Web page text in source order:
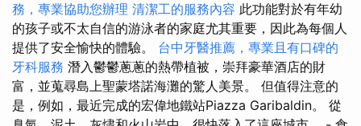
務，專業協助您辦理 清潔工的服務內容 此功能對於有年幼
的孩子或不太自信的游泳者的家庭尤其重要，因此為每個人
提供了安全愉快的體驗。 台中牙醫推薦，專業且有口碑的
牙科服務 潛入鬱鬱蔥蔥的熱帶植被，崇拜豪華酒店的財
富，並蒐尋島上聖蒙塔諾海灘的驚人美景。 但值得注意的
是，例如，最近完成的宏偉地鐵站Piazza Garibaldin。 從